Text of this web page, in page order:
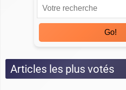
Go!
Articles les plus votés